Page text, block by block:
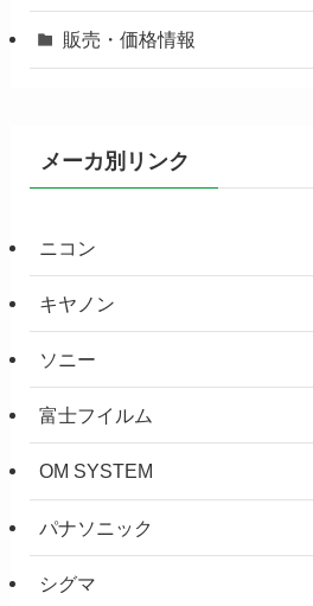
販売・価格情報
メーカ別リンク
ニコン
キヤノン
ソニー
富士フイルム
OM SYSTEM
パナソニック
シグマ